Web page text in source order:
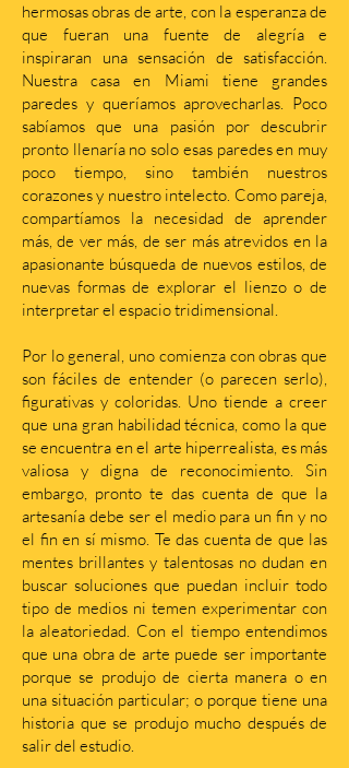
hermosas obras de arte, con la esperanza de
que fueran una fuente de alegría e
inspiraran una sensación de satisfacción.
Nuestra casa en Miami tiene grandes
paredes y queríamos aprovecharlas. Poco
sabíamos que una pasión por descubrir
pronto llenaría no solo esas paredes en muy
poco tiempo, sino también nuestros
corazones y nuestro intelecto. Como pareja,
compartíamos la necesidad de aprender
más, de ver más, de ser más atrevidos en la
apasionante búsqueda de nuevos estilos, de
nuevas formas de explorar el lienzo o de
interpretar el espacio tridimensional.
Por lo general, uno comienza con obras que
son fáciles de entender (o parecen serlo),
figurativas y coloridas. Uno tiende a creer
que una gran habilidad técnica, como la que
se encuentra en el arte hiperrealista, es más
valiosa y digna de reconocimiento. Sin
embargo, pronto te das cuenta de que la
artesanía debe ser el medio para un fin y no
el fin en sí mismo. Te das cuenta de que las
mentes brillantes y talentosas no dudan en
buscar soluciones que puedan incluir todo
tipo de medios ni temen experimentar con
la aleatoriedad. Con el tiempo entendimos
que una obra de arte puede ser importante
porque se produjo de cierta manera o en
una situación particular; o porque tiene una
historia que se produjo mucho después de
salir del estudio.